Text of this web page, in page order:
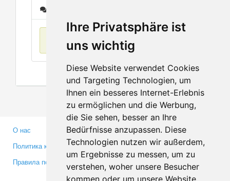
Ihre Privatsphäre ist
uns wichtig
Diese Website verwendet Cookies
und Targeting Technologien, um
Ihnen ein besseres Internet-Erlebnis
zu ermöglichen und die Werbung,
die Sie sehen, besser an Ihre
Bedürfnisse anzupassen. Diese
Technologien nutzen wir außerdem,
um Ergebnisse zu messen, um zu
verstehen, woher unsere Besucher
kommen oder um unsere Website
О нас
Политика конфиденциальности
Правила пользования
Партнерам
Инвесторам
Медиа